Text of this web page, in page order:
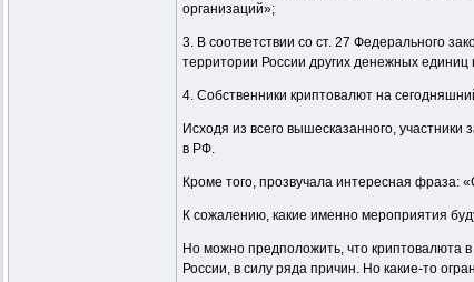
организаций»;
3. В соответствии со ст. 27 Федерального
территории России других денежных
4. Собственники криптовалют на
Исходя из всего вышесказанного,
в РФ.
Кроме того, прозвучала интересная
К сожалению, какие именно мероприятия
Но можно предположить, что криптовалюта
России, в силу ряда причин. Но какие-то